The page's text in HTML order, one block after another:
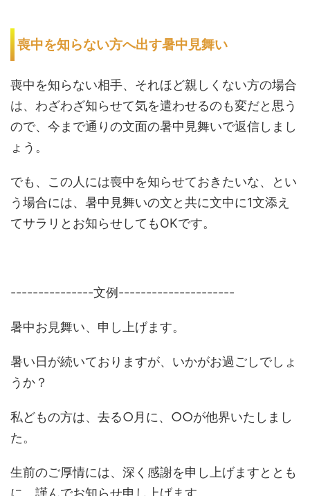
喪中を知らない方へ出す暑中見舞い
喪中を知らない相手、それほど親しくない方の場合
は、わざわざ知らせて気を遣わせるのも変だと思う
ので、今まで通りの文面の暑中見舞いで返信しまし
ょう。
でも、この人には喪中を知らせておきたいな、とい
う場合には、暑中見舞いの文と共に文中に1文添え
てサラリとお知らせしてもOKです。
---------------文例---------------------
暑中お見舞い、申し上げます。
暑い日が続いておりますが、いかがお過ごしでしょ
うか？
私どもの方は、去る○月に、○○が他界いたしまし
た。
生前のご厚情には、深く感謝を申し上げますととも